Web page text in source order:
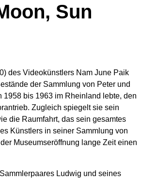
Sun
des Videokünstlers Nam June Paik
der Sammlung von Peter und
1958 bis 1963 im Rheinland lebte, den
Zugleich spiegelt sie sein
die Raumfahrt, das sein gesamtes
Künstlers in seiner Sammlung von
Museumseröffnung lange Zeit einen
Ludwig und seines